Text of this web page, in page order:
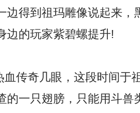
边得到祖玛雕像说起来，
边的玩家紫碧螺提升!
传奇几眼，这段时间于
的一只翅膀，只能用斗兽